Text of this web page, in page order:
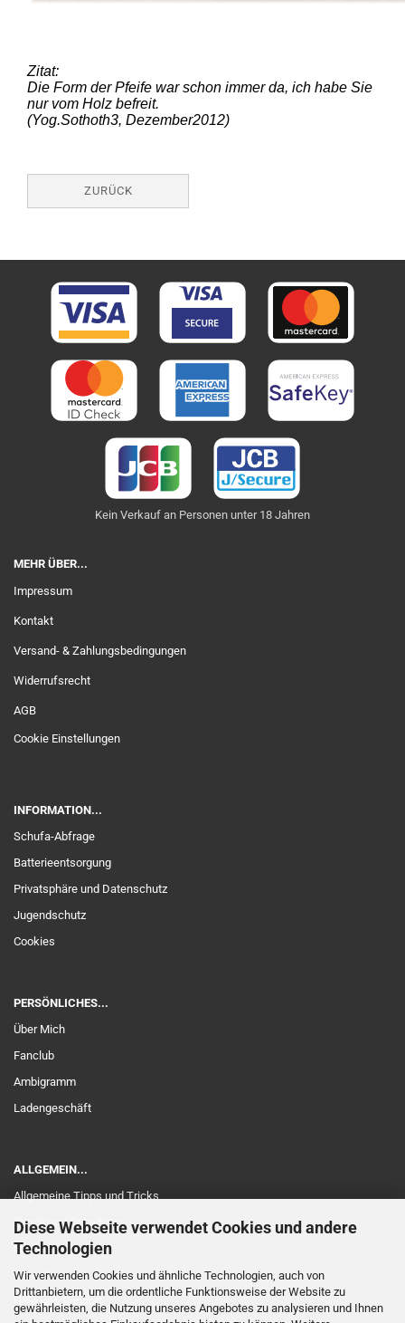
Diese Webseite verwendet Cookies und andere
Technologien
Wir verwenden Cookies und ähnliche Technologien, auch von
Drittanbietern, um die ordentliche Funktionsweise der Website zu
gewährleisten, die Nutzung unseres Angebotes zu analysieren und Ihnen
Zitat:
Die Form der Pfeife war schon immer da, ich habe Sie
nur vom Holz befreit.
(Yog.Sothoth3, Dezember2012)
ZURÜCK
Kein Verkauf an Personen unter 18 Jahren
MEHR ÜBER...
Impressum
Kontakt
Versand- & Zahlungsbedingungen
Widerrufsrecht
AGB
Cookie Einstellungen
INFORMATION...
Schufa-Abfrage
Batterieentsorgung
Privatsphäre und Datenschutz
Jugendschutz
Cookies
PERSÖNLICHES...
Über Mich
Fanclub
Ambigramm
Ladengeschäft
ALLGEMEIN...
Allgemeine Tipps und Tricks
Touch und Schaltung
Edelholz
Garantie
Hilfe und Support